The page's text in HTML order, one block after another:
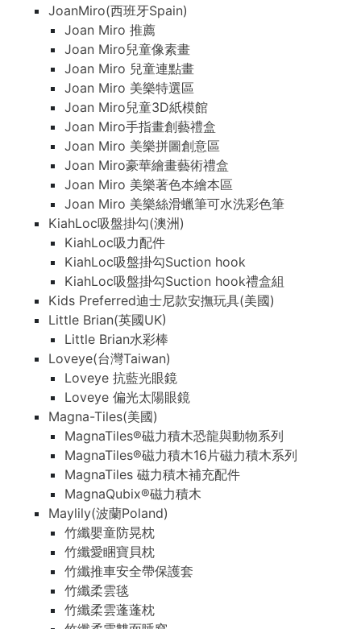
JoanMiro(西班牙Spain)
Joan Miro 推薦
Joan Miro兒童像素畫
Joan Miro 兒童連點畫
Joan Miro 美樂特選區
Joan Miro兒童3D紙模館
Joan Miro手指畫創藝禮盒
Joan Miro 美樂拼圖創意區
Joan Miro豪華繪畫藝術禮盒
Joan Miro 美樂著色本繪本區
Joan Miro 美樂絲滑蠟筆可水洗彩色筆
KiahLoc吸盤掛勾(澳洲)
KiahLoc吸力配件
KiahLoc吸盤掛勾Suction hook
KiahLoc吸盤掛勾Suction hook禮盒組
Kids Preferred迪士尼款安撫玩具(美國)
Little Brian(英國UK)
Little Brian水彩棒
Loveye(台灣Taiwan)
Loveye 抗藍光眼鏡
Loveye 偏光太陽眼鏡
Magna-Tiles(美國)
MagnaTiles®磁力積木恐龍與動物系列
MagnaTiles®磁力積木16片磁力積木系列
MagnaTiles 磁力積木補充配件
MagnaQubix®磁力積木
Maylily(波蘭Poland)
竹纖嬰童防晃枕
竹纖愛睏寶貝枕
竹纖推車安全帶保護套
竹纖柔雲毯
竹纖柔雲蓬蓬枕